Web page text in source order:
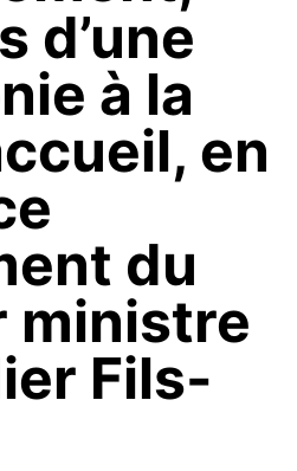
d’une
à la
en
du
ministre
Fils-